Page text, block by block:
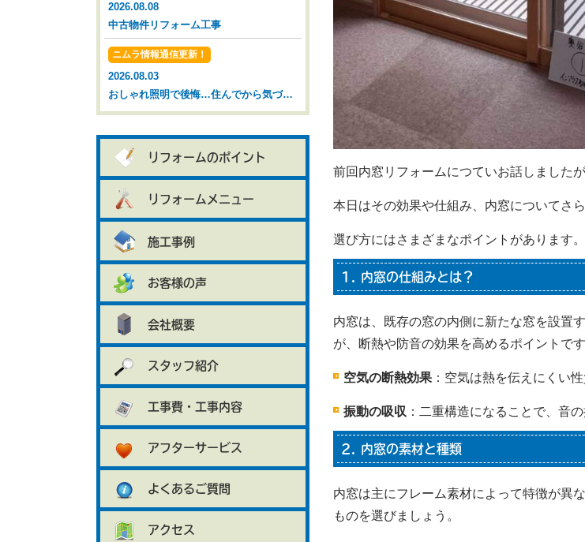
前回内窓リフォームにつていお話しましたが
本日はその効果や仕組み、内窓についてさ
選び方にはさまざまなポイントがあります。
1. 内窓の仕組みとは？
内窓は、既存の窓の内側に新たな窓を設置
が、断熱や防音の効果を高めるポイントです
空気の断熱効果 ：空気は熱を伝えにくい
振動の吸収 ：二重構造になることで、音
2. 内窓の素材と種類
内窓は主にフレーム素材によって特徴が異
ものを選びましょう。
2026.08.08
中古物件リフォーム工事
ニムラ情報通信更新！
2026.08.03
おしゃれ照明で後悔…住んでから気づいた落とし穴【広島市 安佐南区 安佐北区】
リフォームのポイント
リフォームメニュー
施工事例
お客様の声
会社概要
スタッフ紹介
工事費・工事内容
アフターサービス
よくあるご質問
アクセス